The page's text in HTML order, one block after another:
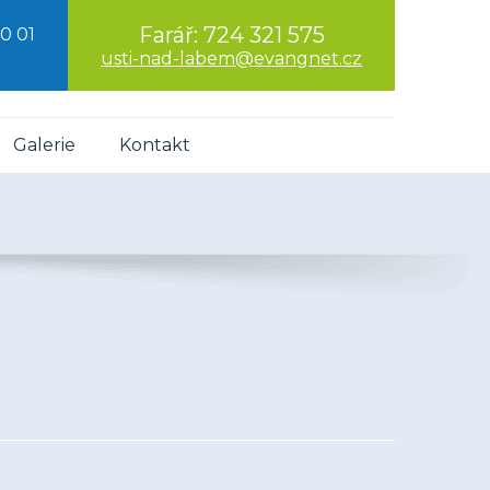
01 Farář: 724 321 575
usti-nad-labem@evangnet.cz
Galerie Kontakt